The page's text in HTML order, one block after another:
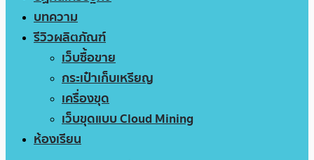
บทความ
รีวิวผลิตภัณฑ์
เว็บซื้อขาย
กระเป๋าเก็บเหรียญ
เครื่องขุด
เว็บขุดแบบ Cloud Mining
ห้องเรียน